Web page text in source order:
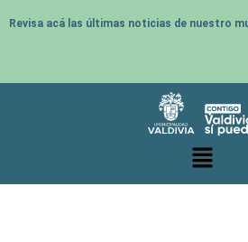
Revisa acá las últimas noticias de nuestro